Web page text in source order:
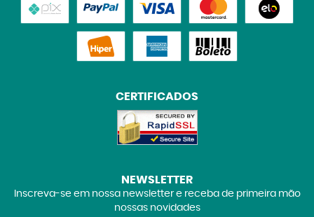
CERTIFICADOS
NEWSLETTER
Inscreva-se em nossa newsletter e receba de primeira mão
nossas novidades